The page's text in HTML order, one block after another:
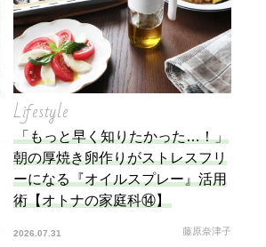
Lifestyle
「もっと早く知りたかった…！」
朝の厚焼き卵作りがストレスフリ
ーになる『オイルスプレー』活用
術【オトナの家庭科⑭】
2026.07.31 藤原奈津子